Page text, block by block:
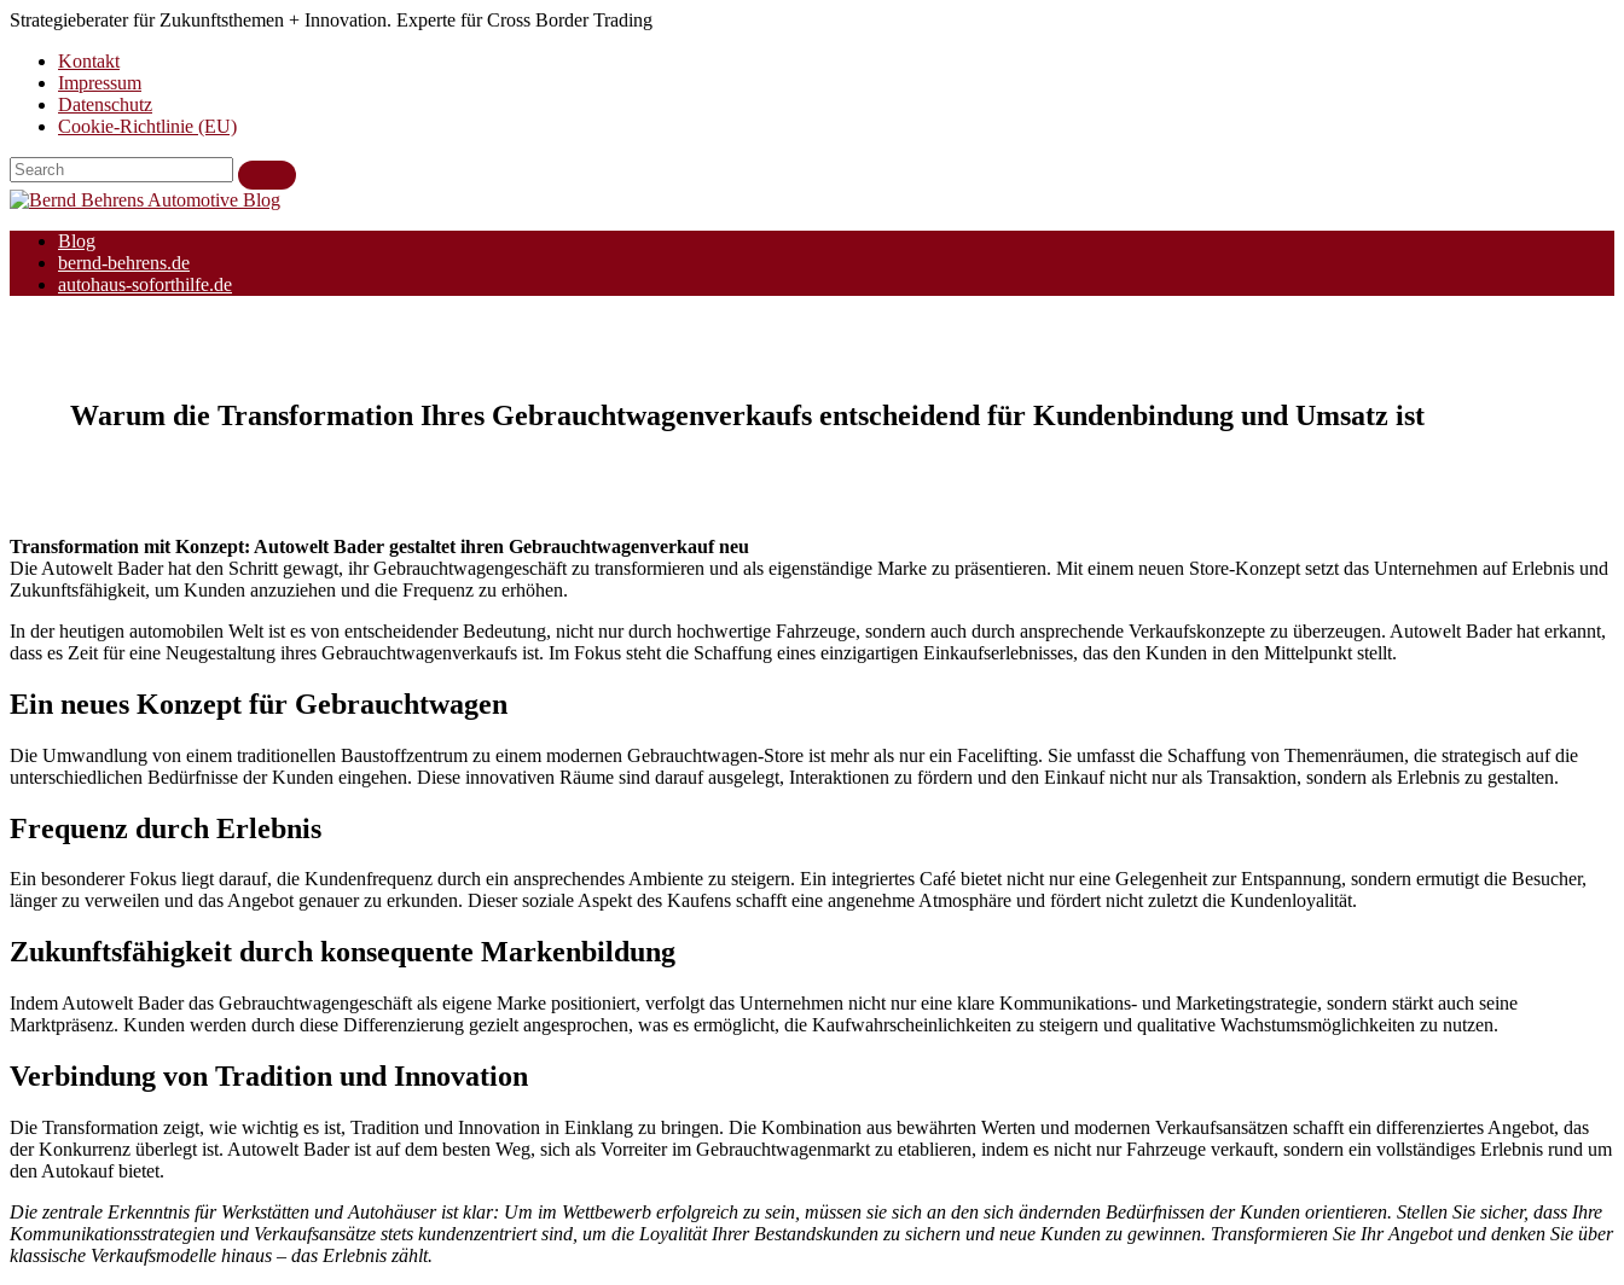
Skip
content
Strategieberater für Zukunftsthemen + Innovation. Experte für Cross Border Trading
Kontakt
Impressum
Datenschutz
Cookie-Richtlinie (EU)
Blog
bernd-behrens.de
autohaus-soforthilfe.de
Warum die Transformation Ihres Gebrauchtwagenverkaufs entscheidend für Kundenbindung und Umsatz ist
Transformation mit Konzept: Autowelt Bader gestaltet ihren Gebrauchtwagenverkauf neu
Die Autowelt Bader hat den Schritt gewagt, ihr Gebrauchtwagengeschäft zu transformieren und als eigenständige Marke zu präsentieren. Mit einem neuen Store-Konzept setzt das Unternehmen auf Erlebnis und
Zukunftsfähigkeit, um Kunden anzuziehen und die Frequenz zu erhöhen.
In der heutigen automobilen Welt ist es von entscheidender Bedeutung, nicht nur durch hochwertige Fahrzeuge, sondern auch durch ansprechende Verkaufskonzepte zu überzeugen. Autowelt Bader hat erkannt,
dass es Zeit für eine Neugestaltung ihres Gebrauchtwagenverkaufs ist. Im Fokus steht die Schaffung eines einzigartigen Einkaufserlebnisses, das den Kunden in den Mittelpunkt stellt.
Ein neues Konzept für Gebrauchtwagen
Die Umwandlung von einem traditionellen Baustoffzentrum zu einem modernen Gebrauchtwagen-Store ist mehr als nur ein Facelifting. Sie umfasst die Schaffung von Themenräumen, die strategisch auf die
unterschiedlichen Bedürfnisse der Kunden eingehen. Diese innovativen Räume sind darauf ausgelegt, Interaktionen zu fördern und den Einkauf nicht nur als Transaktion, sondern als Erlebnis zu gestalten.
Frequenz durch Erlebnis
Ein besonderer Fokus liegt darauf, die Kundenfrequenz durch ein ansprechendes Ambiente zu steigern. Ein integriertes Café bietet nicht nur eine Gelegenheit zur Entspannung, sondern ermutigt die Besucher,
länger zu verweilen und das Angebot genauer zu erkunden. Dieser soziale Aspekt des Kaufens schafft eine angenehme Atmosphäre und fördert nicht zuletzt die Kundenloyalität.
Zukunftsfähigkeit durch konsequente Markenbildung
Indem Autowelt Bader das Gebrauchtwagengeschäft als eigene Marke positioniert, verfolgt das Unternehmen nicht nur eine klare Kommunikations- und Marketingstrategie, sondern stärkt auch seine
Marktpräsenz. Kunden werden durch diese Differenzierung gezielt angesprochen, was es ermöglicht, die Kaufwahrscheinlichkeiten zu steigern und qualitative Wachstumsmöglichkeiten zu nutzen.
Verbindung von Tradition und Innovation
Die Transformation zeigt, wie wichtig es ist, Tradition und Innovation in Einklang zu bringen. Die Kombination aus bewährten Werten und modernen Verkaufsansätzen schafft ein differenziertes Angebot, das
der Konkurrenz überlegt ist. Autowelt Bader ist auf dem besten Weg, sich als Vorreiter im Gebrauchtwagenmarkt zu etablieren, indem es nicht nur Fahrzeuge verkauft, sondern ein vollständiges Erlebnis rund um
den Autokauf bietet.
Die zentrale Erkenntnis für Werkstätten und Autohäuser ist klar: Um im Wettbewerb erfolgreich zu sein, müssen sie sich an den sich ändernden Bedürfnissen der Kunden orientieren. Stellen Sie sicher, dass Ihre
Kommunikationsstrategien und Verkaufsansätze stets kundenzentriert sind, um die Loyalität Ihrer Bestandskunden zu sichern und neue Kunden zu gewinnen. Transformieren Sie Ihr Angebot und denken Sie über
klassische Verkaufsmodelle hinaus – das Erlebnis zählt.